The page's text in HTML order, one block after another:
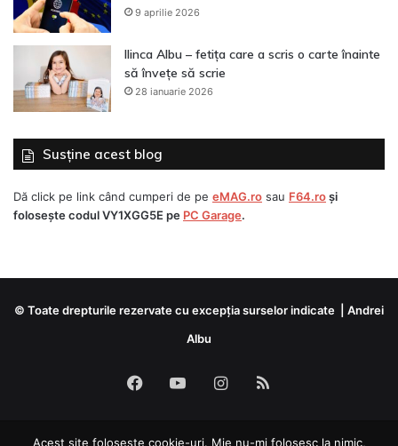
9 aprilie 2026
Ilinca Albu – fetița care a scris o carte înainte
să învețe să scrie
28 ianuarie 2026
Susține acest blog
Dă click pe link când cumperi de pe eMAG.ro sau F64.roși
folosește codulVY1XGG5E pe PC Garage.
© Toate drepturile rezervate cu excepția surselor indicate | Andrei
Albu
Facebook
YouTubeInstagram
RSS
Acest site folosește cookie-uri. Mie nu-mi folosesc la nimic,